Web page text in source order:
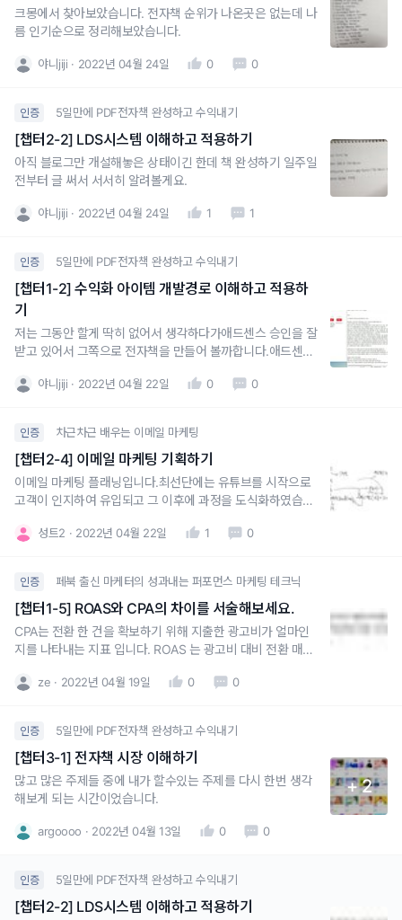
크몽에서 찾아보았습니다. 전자책 순위가 나온곳은 없는데 나
름 인기순으로 정리해보았습니다.
야니jiji 2022년 04월 24일 0 0
인증 5일만에 PDF전자책 완성하고 수익내기
[챕터2-2] LDS시스템 이해하고 적용하기
아직 블로그만 개설해놓은 상태이긴 한데 책 완성하기 일주일
전부터 글 써서 서서히 알려볼게요.
야니jiji 2022년 04월 24일 1 1
인증 5일만에 PDF전자책 완성하고 수익내기
[챕터1-2] 수익화 아이템 개발경로 이해하고 적용하
기
저는 그동안 할게 딱히 없어서 생각하다가애드센스 승인을 잘
받고 있어서 그쪽으로 전자책을 만들어 볼까합니다.애드센스
는데요여전히 승인문제로 고민하는 분들이 많다는걸 보아서
나눔해보려고
야니jiji 2022년 04월 22일 0 0
인증 차근차근 배우는 이메일 마케팅
[챕터2-4] 이메일 마케팅 기획하기
이메일 마케팅 플래닝입니다.최선단에는 유튜브를 시작으로
고객이 인지하여 유입되고 그 이후에 과정을 도식화하였습니
성트2 2022년 04월 22일 1 0
인증 페북 출신 마케터의 성과내는 퍼포먼스 마케팅 테크닉
[챕터1-5] ROAS와 CPA의 차이를 서술해보세요.
CPA는 전환 한 건을 확보하기 위해 지출한 광고비가 얼마인
지를 나타내는 지표 입니다. ROAS 는 광고비 대비 전환 매출
매 CPA 정보와 평균 구매 비용 정보 또한 내포되어 있습니다.
ze 2022년 04월 19일 0 0
인증 5일만에 PDF전자책 완성하고 수익내기
[챕터3-1] 전자책 시장 이해하기
많고 많은 주제들 중에 내가 할수있는 주제를 다시 한번 생각
해보게 되는 시간이었습니다.
+ 2
argoooo 2022년 04월 13일 0 0
인증 5일만에 PDF전자책 완성하고 수익내기
[챕터2-2] LDS시스템 이해하고 적용하기